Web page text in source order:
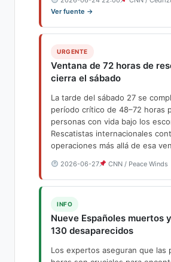
Ver fuente →
URGENTE
Ventana de 72 horas de
cierra el sábado
La tarde del sábado 27 se
período crítico de 48–72 horas
personas con vida bajo los
Rescatistas internacionales
operaciones más allá de esa
2026-06-27 CNN / Peace Winds
INFO
Nueve Españoles muertos
130 desaparecidos
Los expertos aseguran que las